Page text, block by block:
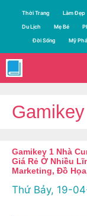
dung
Thời Trang Làm Đẹp
Du Lịch Mẹ Bé
Đời Sống Mỹ
Gamikey
Gamikey 1 Nhà
Giá Rẻ Ở Nhiều
Marketing, Đồ
Thứ Bảy, 19-